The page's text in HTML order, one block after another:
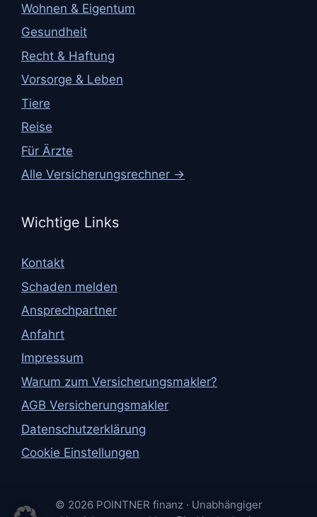
Wohnen & Eigentum
Gesundheit
Recht & Haftung
Vorsorge & Leben
Tiere
Reise
Für Ärzte
Alle Versicherungsrechner →
Wichtige Links
Kontakt
Schaden melden
Ansprechpartner
Anfahrt
Impressum
Warum zum Versicherungsmakler?
AGB Versicherungsmakler
Datenschutzerklärung
Cookie Einstellungen
© 2026 POINTNER finanz · Unabhängiger